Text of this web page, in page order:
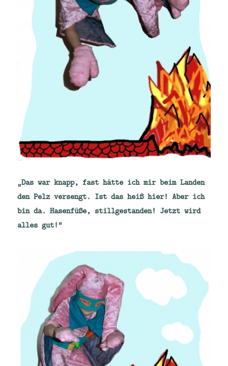
„Das war knapp, fast hätte ich mir beim Landen
den Pelz versengt. Ist das heiß hier! Aber ich
bin da. Hasenfüße, stillgestanden! Jetzt wird
alles gut!“